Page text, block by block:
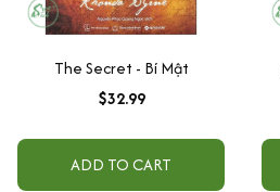
The Secret - Bí Mật
$32.99
ADD TO CART